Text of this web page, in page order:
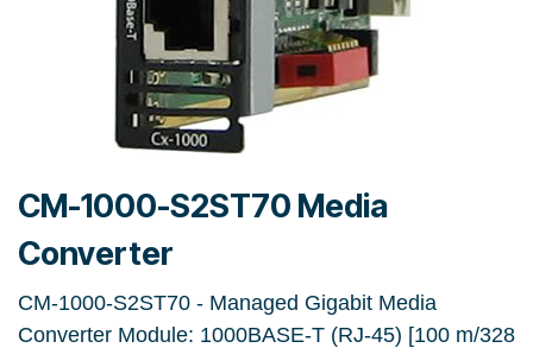
CM-1000-S2ST70 Media
Converter
CM-1000-S2ST70 - Managed Gigabit Media
Converter Module: 1000BASE-T (RJ-45) [100 m/328